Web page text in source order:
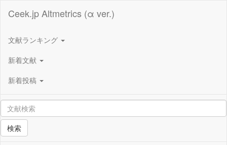
Ceek.jp Altmetrics (α ver.)
文献ランキング
新着文献
新着投稿
検索